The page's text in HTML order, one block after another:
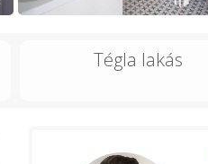
Tégla lakás